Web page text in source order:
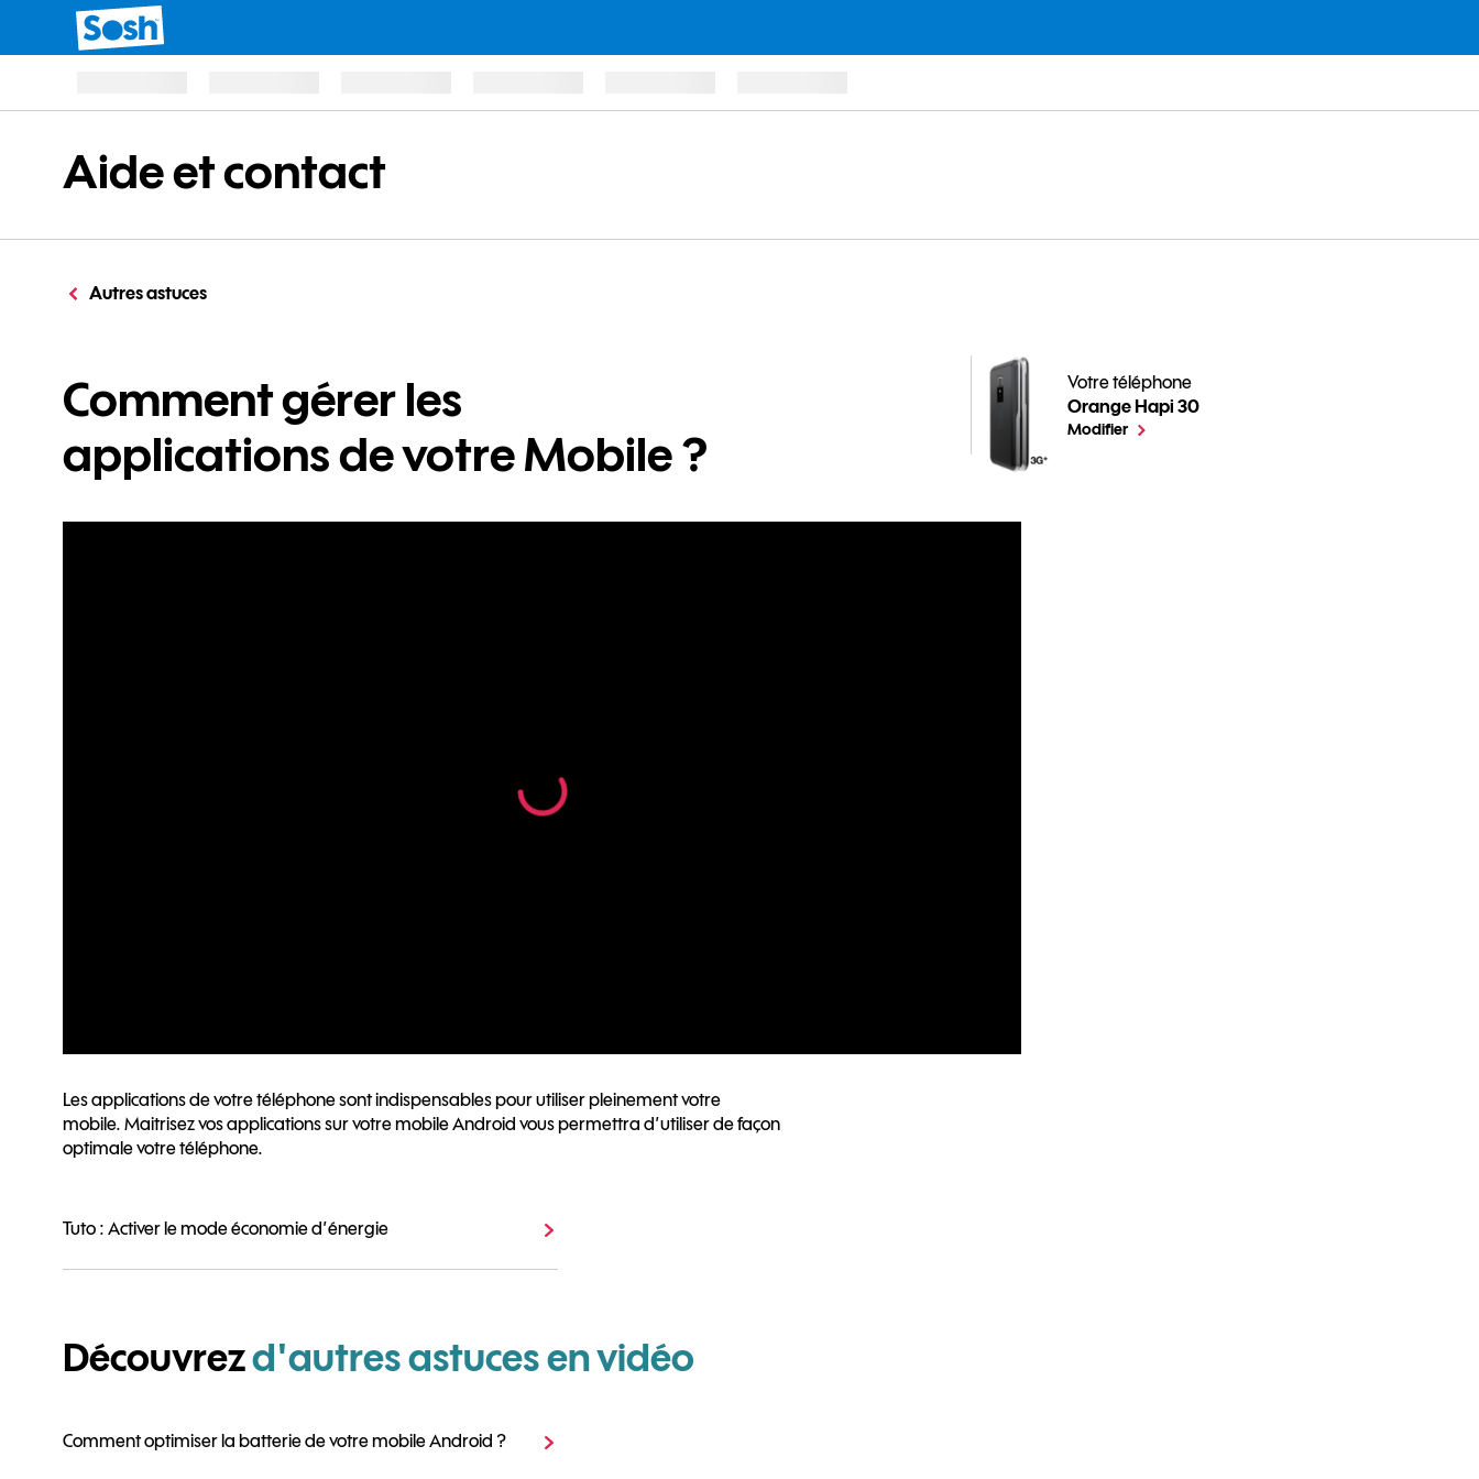
Aide et contact
Autres astuces
Comment gérer les
applications de votre Mobile ?
Votre téléphone
Orange Hapi 30
Comment gérer les applications de votre Mobile ? pour
Modifierle téléphone sélectionné
Les applications de votre téléphone sont indispensables pour utiliser pleinement votre
mobile. Maitrisez vos applications sur votre mobile Android vous permettra d’utiliser de façon
optimale votre téléphone.
Tuto : Activer le mode économie d’énergie
Découvrezd'autres astuces en vidéo
Comment optimiser la batterie de votre mobile Android ?